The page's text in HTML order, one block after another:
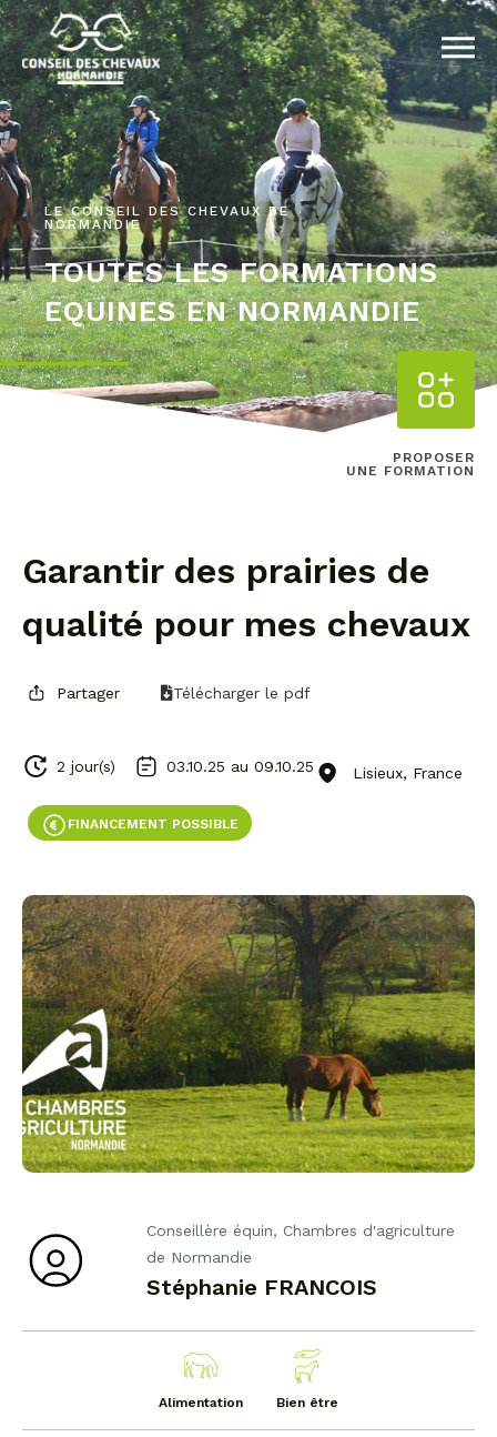
LE CONSEIL DES CHEVAUX DE
NORMANDIE
TOUTES LES FORMATIONS
EQUINES EN NORMANDIE
PROPOSER
UNE FORMATION
Garantir des prairies de
qualité pour mes chevaux
Partager Télécharger le pdf
2 jour(s) 03.10.25 au 09.10.25 Lisieux, France
FINANCEMENT POSSIBLE
Conseillère équin, Chambres d'agriculture
de Normandie
Stéphanie FRANCOIS
Alimentation Bien être